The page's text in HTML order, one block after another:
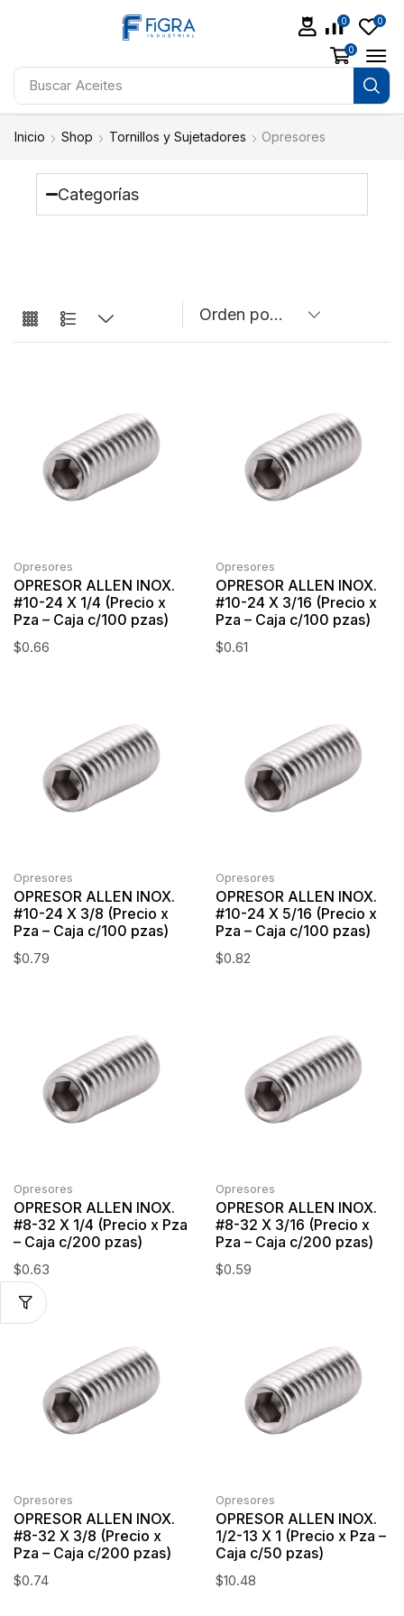
Buscar Aceites
0 0
0
Inicio Shop Tornillos y Sujetadores Opresores
Categorías
Opresores
OPRESOR ALLEN INOX.
#10-24 X 1/4 (Precio x
Pza – Caja c/100 pzas)
$0.66
Opresores
OPRESOR ALLEN INOX.
#10-24 X 3/16 (Precio x
Pza – Caja c/100 pzas)
$0.61
Opresores
OPRESOR ALLEN INOX.
#10-24 X 3/8 (Precio x
Pza – Caja c/100 pzas)
$0.79
Opresores
OPRESOR ALLEN INOX.
#10-24 X 5/16 (Precio x
Pza – Caja c/100 pzas)
$0.82
Opresores
OPRESOR ALLEN INOX.
#8-32 X 1/4 (Precio x Pza
– Caja c/200 pzas)
$0.63
Opresores
OPRESOR ALLEN INOX.
#8-32 X 3/16 (Precio x
Pza – Caja c/200 pzas)
$0.59
Opresores
OPRESOR ALLEN INOX.
#8-32 X 3/8 (Precio x
Pza – Caja c/200 pzas)
$0.74
Opresores
OPRESOR ALLEN INOX.
1/2-13 X 1 (Precio x Pza –
Caja c/50 pzas)
$10.48